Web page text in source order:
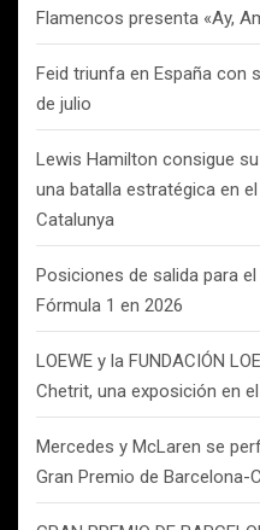
Flamencos presenta «Ay,
Feid triunfa en España con
de julio
Lewis Hamilton consigue
una batalla estratégica en
Catalunya
Posiciones de salida para
Fórmula 1 en 2026
LOEWE y la FUNDACIÓN
Chetrit, una exposición en
Mercedes y McLaren se
Gran Premio de Barcelona-